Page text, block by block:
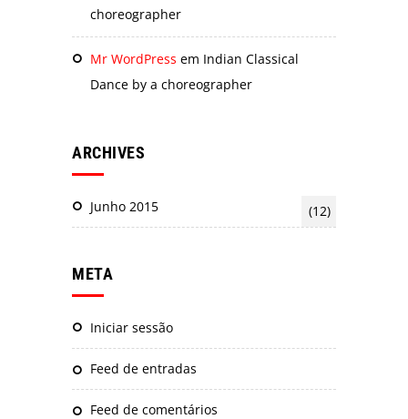
choreographer
Mr WordPress em Indian Classical
Dance by a choreographer
ARCHIVES
Junho 2015 (12)
META
Iniciar sessão
Feed de entradas
Feed de comentários